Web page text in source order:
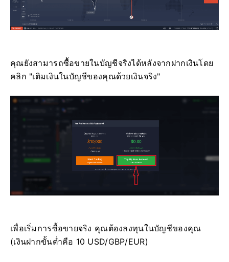
คุณยังสามารถซื้อขายในบัญชีจริงได้หลังจากฝากเงินโดย
คลิก "เติมเงินในบัญชีของคุณด้วยเงินจริง"
เพื่อเริ่มการซื้อขายจริง คุณต้องลงทุนในบัญชีของคุณ
(เงินฝากขั้นต่ำคือ 10 USD/GBP/EUR)